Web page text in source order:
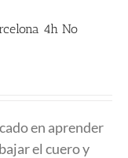
4h No
en aprender
el cuero y